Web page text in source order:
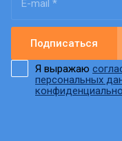
Я выражаю
персональных
Подписаться